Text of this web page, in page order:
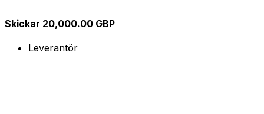
Skickar 20,000.00 GBP
Leverantör